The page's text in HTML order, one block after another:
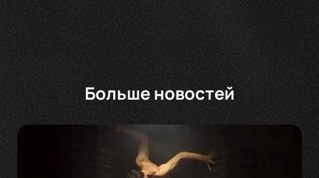
Больше новостей